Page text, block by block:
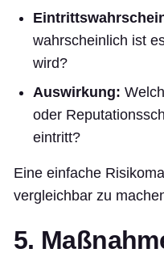
wahrscheinlich ist
wird?
Auswirkung:
oder
eintritt?
Eine einfache
vergleichbar zu
5.